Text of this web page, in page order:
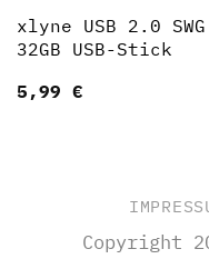
xlyne USB 2.0 SWG
32GB USB-Stick
5,99 €
Copyright